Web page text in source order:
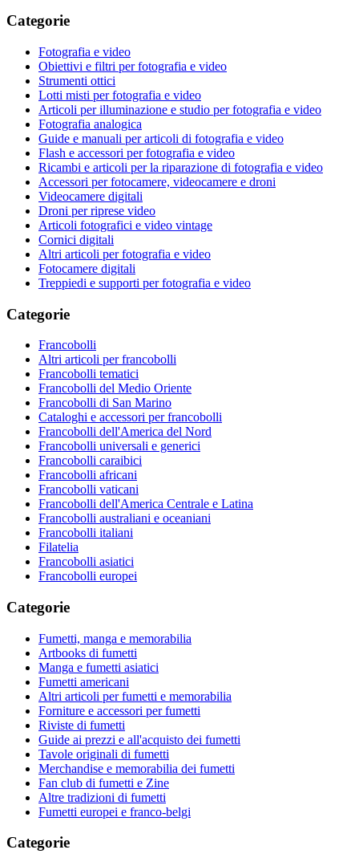
Categorie
Fotografia e video
Obiettivi e filtri per fotografia e video
Strumenti ottici
Lotti misti per fotografia e video
Articoli per illuminazione e studio per fotografia e video
Fotografia analogica
Guide e manuali per articoli di fotografia e video
Flash e accessori per fotografia e video
Ricambi e articoli per la riparazione di fotografia e video
Accessori per fotocamere, videocamere e droni
Videocamere digitali
Droni per riprese video
Articoli fotografici e video vintage
Cornici digitali
Altri articoli per fotografia e video
Fotocamere digitali
Treppiedi e supporti per fotografia e video
Categorie
Francobolli
Altri articoli per francobolli
Francobolli tematici
Francobolli del Medio Oriente
Francobolli di San Marino
Cataloghi e accessori per francobolli
Francobolli dell'America del Nord
Francobolli universali e generici
Francobolli caraibici
Francobolli africani
Francobolli vaticani
Francobolli dell'America Centrale e Latina
Francobolli australiani e oceaniani
Francobolli italiani
Filatelia
Francobolli asiatici
Francobolli europei
Categorie
Fumetti, manga e memorabilia
Artbooks di fumetti
Manga e fumetti asiatici
Fumetti americani
Altri articoli per fumetti e memorabilia
Forniture e accessori per fumetti
Riviste di fumetti
Guide ai prezzi e all'acquisto dei fumetti
Tavole originali di fumetti
Merchandise e memorabilia dei fumetti
Fan club di fumetti e Zine
Altre tradizioni di fumetti
Fumetti europei e franco-belgi
Categorie